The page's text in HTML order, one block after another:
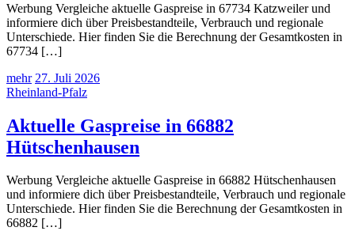
Werbung Vergleiche aktuelle Gaspreise in 67734 Katzweiler und
informiere dich über Preisbestandteile, Verbrauch und regionale
Unterschiede. Hier finden Sie die Berechnung der Gesamtkosten in
67734 […]
mehr 27. Juli 2026
Rheinland-Pfalz
Aktuelle Gaspreise in 66882
Hütschenhausen
Werbung Vergleiche aktuelle Gaspreise in 66882 Hütschenhausen
und informiere dich über Preisbestandteile, Verbrauch und regionale
Unterschiede. Hier finden Sie die Berechnung der Gesamtkosten in
66882 […]